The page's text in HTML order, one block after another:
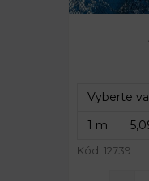
Kód: 12739